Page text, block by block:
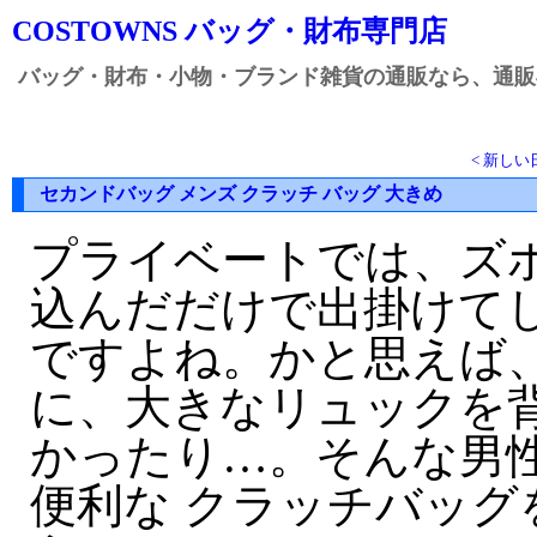
COSTOWNS バッグ・財布専門店
バッグ・財布・小物・ブランド雑貨の通販なら、通
< 新しい
セカンドバッグ メンズ クラッチ バッグ 大きめ
プライベートでは、ズ
込んだだけで出掛けて
ですよね。かと思えば
に、大きなリュックを
かったり…。そんな男
便利な クラッチバッ